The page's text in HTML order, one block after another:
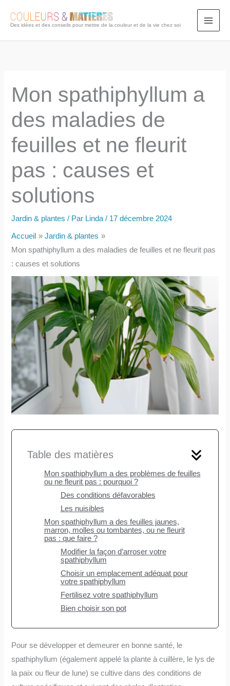
Des idées et des conseils pour mettre de la couleur et de la vie chez soi
Mon spathiphyllum a
des maladies de
feuilles et ne fleurit
pas : causes et
solutions
Jardin & plantes / Par Linda/ 17 décembre 2024
Accueil
Jardin & plantes
Mon spathiphyllum a des maladies de feuilles et ne fleurit pas
: causes et solutions
Table des matières
Mon spathiphyllum a des problèmes de feuilles
ou ne fleurit pas : pourquoi ?
Des conditions défavorables
Les nuisibles
Mon spathiphyllum a des feuilles jaunes,
marron, molles ou tombantes, ou ne fleurit
pas : que faire ?
Modifier la façon d’arroser votre
spathiphyllum
Choisir un emplacement adéquat pour
votre spathiphyllum
Fertilisez votre spathiphyllum
Bien choisir son pot
Pour se développer et demeurer en bonne santé, le
spathiphyllum (également appelé la plante à cuillère, le lys de
la paix ou fleur de lune) se cultive dans des conditions de